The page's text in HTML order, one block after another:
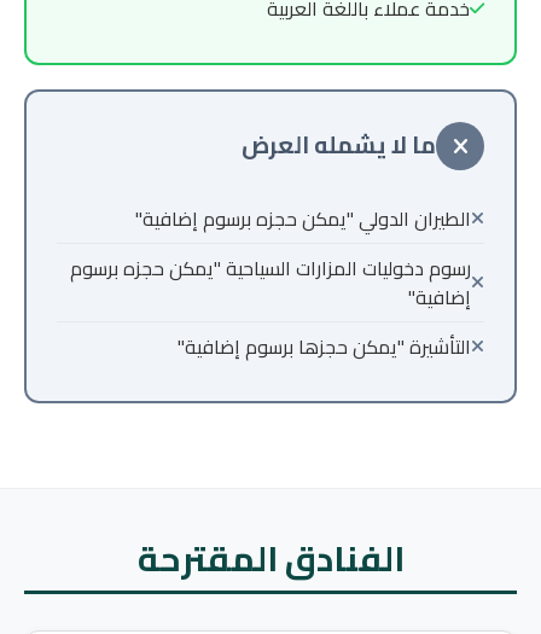
خدمة عملاء باللغة العربية
ما لا يشمله العرض
الطيران الدولي "يمكن حجزه برسوم إضافية"
رسوم دخوليات المزارات السياحية "يمكن حجزه برسوم
إضافية"
التأشيرة "يمكن حجزها برسوم إضافية"
الفنادق المقترحة